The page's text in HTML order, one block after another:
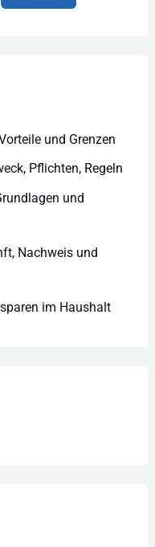
und Grenzen
Pflichten, Regeln
und
Nachweis und
im Haushalt